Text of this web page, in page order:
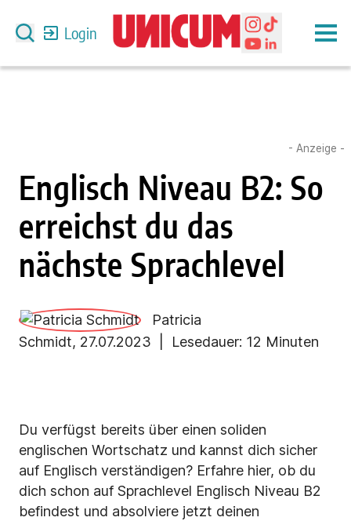
Login
- Anzeige -
Englisch Niveau B2: So
erreichst du das
nächste Sprachlevel
Patricia
Schmidt, 27.07.2023 | Lesedauer: 12 Minuten
Du verfügst bereits über einen soliden
englischen Wortschatz und kannst dich sicher
auf Englisch verständigen? Erfahre hier, ob du
dich schon auf Sprachlevel Englisch Niveau B2
befindest und absolviere jetzt deinen